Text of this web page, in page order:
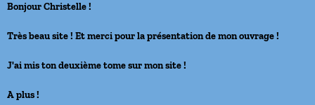
Bonjour Christelle !
Très beau site ! Et merci pour la présentation de mon ouvrage !
J'ai mis ton deuxième tome sur mon site !
A plus !